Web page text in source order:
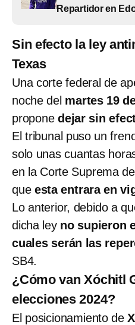
Repartidor en
Sin efecto la ley
Texas
Una corte federal de
noche del martes 19
propone dejar sin
El tribunal puso un
solo unas cuantas
en la Corte Suprema
queesta entrara en
Lo anterior, debido a
dicha leyno supieron
cuales serán las
SB4.
¿Cómo van Xóchitl
elecciones 2024?
El posicionamiento de